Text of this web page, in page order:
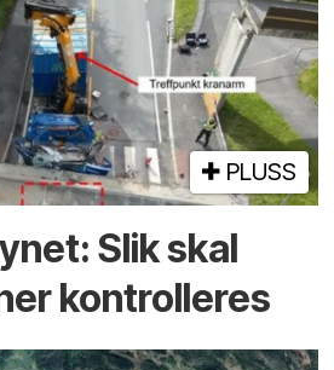
PLUSS
Slik skal
kontrolleres